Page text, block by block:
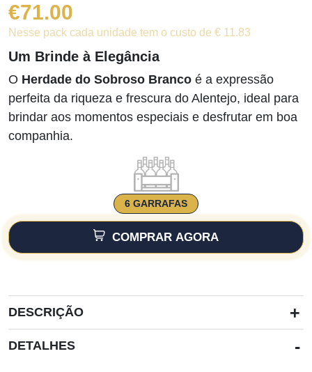
€71.00
Nesse pack cada unidade tem o custo de € 11.83
Um Brinde à Elegância
O Herdade do Sobroso Branco é a expressão
perfeita da riqueza e frescura do Alentejo, ideal para
brindar aos momentos especiais e desfrutar em boa
companhia.
6 GARRAFAS
COMPRAR AGORA
DESCRIÇÃO +
DETALHES -